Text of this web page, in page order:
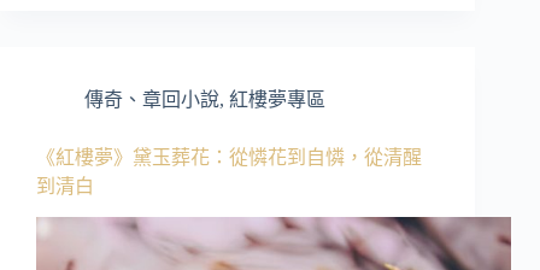
傳奇、章回小說, 紅樓夢專區
《紅樓夢》黛玉葬花：從憐花到自憐，從清醒
到清白